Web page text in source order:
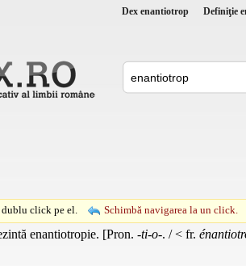
Dex enantiotrop Definiţie
click pe el. Schimbă navigarea la un click.
enantiotropie. [Pron. -ti-o-. / < fr.